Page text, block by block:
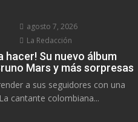
agosto 7, 2026
La Redacción
hacer! Su nuevo álbum
Mars y más sorpresas
a sus seguidores con una
cantante colombiana...